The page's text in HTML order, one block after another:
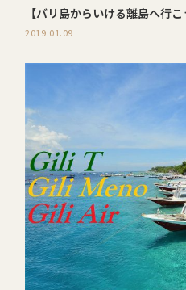
【バリ島からいける離島へ行
2019.01.09